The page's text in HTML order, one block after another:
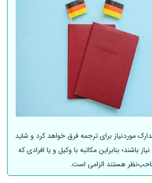
موردنیاز برای ترجمه فرق خواهد کرد و شاید
باشند؛ بنابراین مکاتبه با وکیل و یا افرادی که
هستند الزامی است.